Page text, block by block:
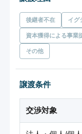
後継者不在 イグ
資本獲得による事業
その他
譲渡条件
交渉対象